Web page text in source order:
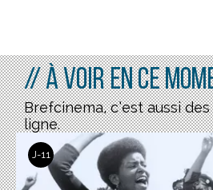
// À voir en ce
Brefcinema, c’est aussi
ligne.
J-11